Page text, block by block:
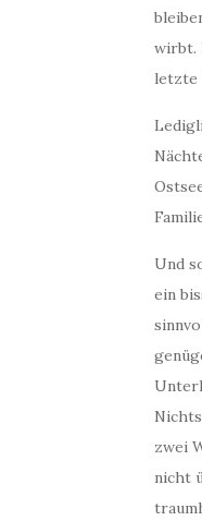
wirbt.
letzte
Und
ein
zwei
nicht